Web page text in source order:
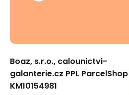
Boaz, s.r.o., calounictvi-
galanterie.cz PPL ParcelShop
KM10154981